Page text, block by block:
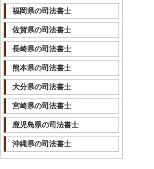
福岡県の司法書士
佐賀県の司法書士
長崎県の司法書士
熊本県の司法書士
大分県の司法書士
宮崎県の司法書士
鹿児島県の司法書士
沖縄県の司法書士